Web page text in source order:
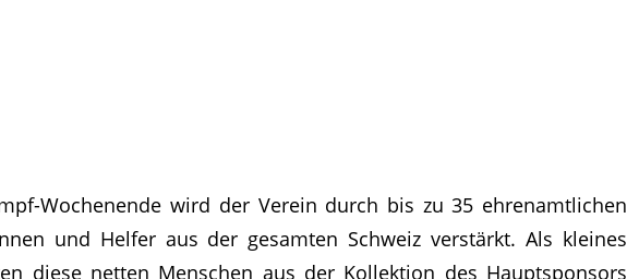
Wochenende wird der Verein durch bis zu 35 ehrenamtlichen
und Helfer aus der gesamten Schweiz verstärkt. Als kleines
diese netten Menschen aus der Kollektion des Hauptsponsors